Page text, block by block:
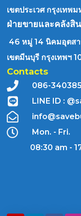
เขตประเวศ กรุงเทพ
ฝ่ายขายและคลังสิ
46 หมู่ 14 นิคมอุตสา
เขตมีนบุรี กรุงเทพฯ
Contacts
086-
LINE ID :
Mon. - Fri.
08:30 am -